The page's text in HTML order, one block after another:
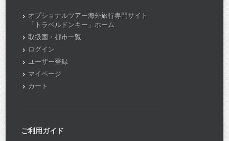
オプショナルツアー海外旅行専門サイト
「トラベルドンキー」ホーム
取扱国・都市一覧
ログイン
ユーザー登録
マイページ
カート
ご利用ガイド